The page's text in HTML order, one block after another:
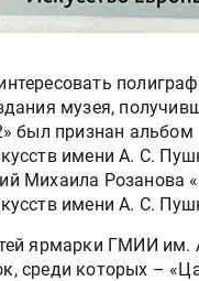
музея,
был признан альбом
имени А. С.
Михаила Розанова
имени А. С.
ярмарки ГМИИ им.
среди которых –